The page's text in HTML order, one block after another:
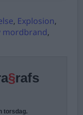
, Explosion,
mordbrand,
§rafs
torsdag.